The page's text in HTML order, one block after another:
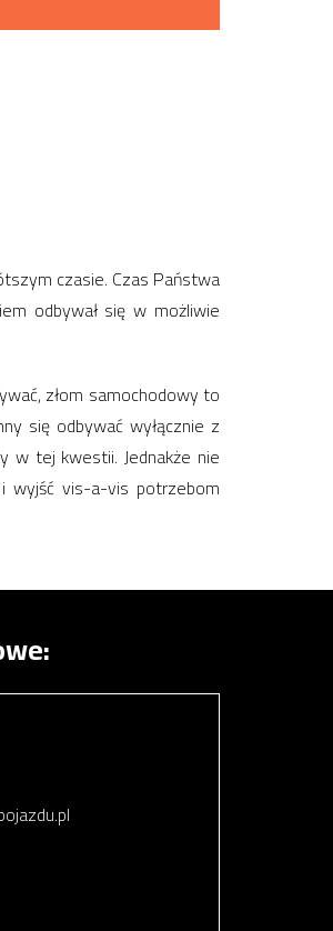
czasie. Czas Państwa
odbywał się w możliwie
złom samochodowy to
się odbywać wyłącznie z
w tej kwestii. Jednakże nie
wyjść vis-a-vis potrzebom